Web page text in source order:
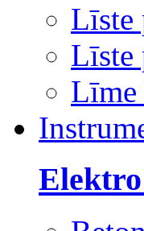
Līste
Līste
Līme